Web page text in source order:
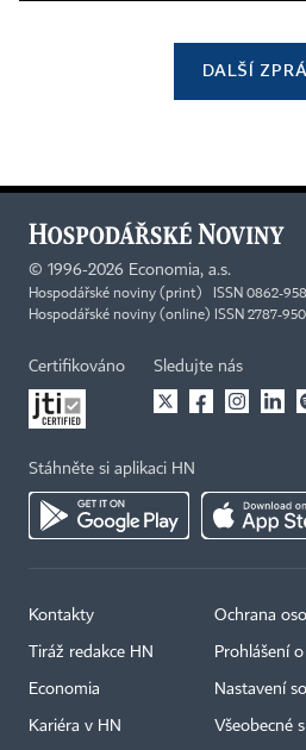
DALŠÍ
© 1996-2026 Economia, a.s.
Hospodářské noviny (print) ISSN 0862-
Hospodářské noviny (online) ISSN 2787-
Certifikováno Sledujte nás
Stáhněte si aplikaci HN
Kontakty
Tiráž redakce HN
Economia
Kariéra v HN
Ochrana
Prohlášení
Nastavení
Všeobecné